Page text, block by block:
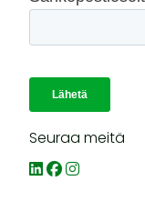
Seuraa meitä